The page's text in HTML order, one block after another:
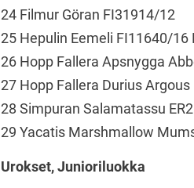
24 Filmur Göran FI31914/12
25 Hepulin Eemeli FI11640/16
26 Hopp Fallera Apsnygga
27 Hopp Fallera Durius
28 Simpuran Salamatassu
29 Yacatis Marshmallow
Urokset, Junioriluokka